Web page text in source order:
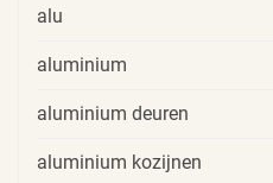
alu
aluminium
aluminium deuren
aluminium kozijnen